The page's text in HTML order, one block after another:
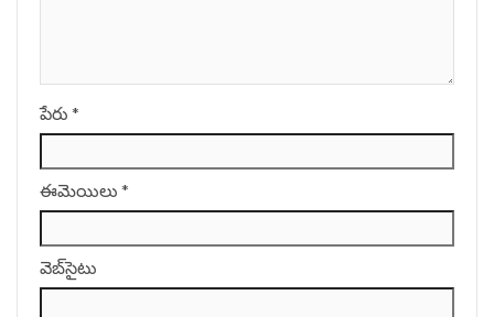
పేరు *
ఈమెయిలు *
వెబ్‌సైటు